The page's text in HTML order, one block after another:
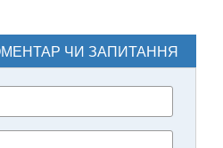
ЧИ ЗАПИТАННЯ